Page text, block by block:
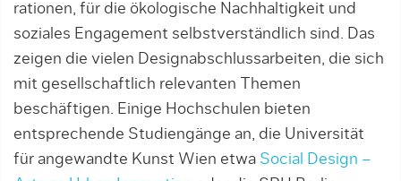
rationen, für die ökologische Nachhaltigkeit und
soziales Engagement selbstverständlich sind. Das
zeigen die vielen Designabschlussarbeiten, die sich
mit gesellschaftlich relevanten Themen
beschäftigen. Einige Hochschulen bieten
entsprechen­de Studien­gänge an, die Universität
für angewandte Kunst Wien etwa Social Design –